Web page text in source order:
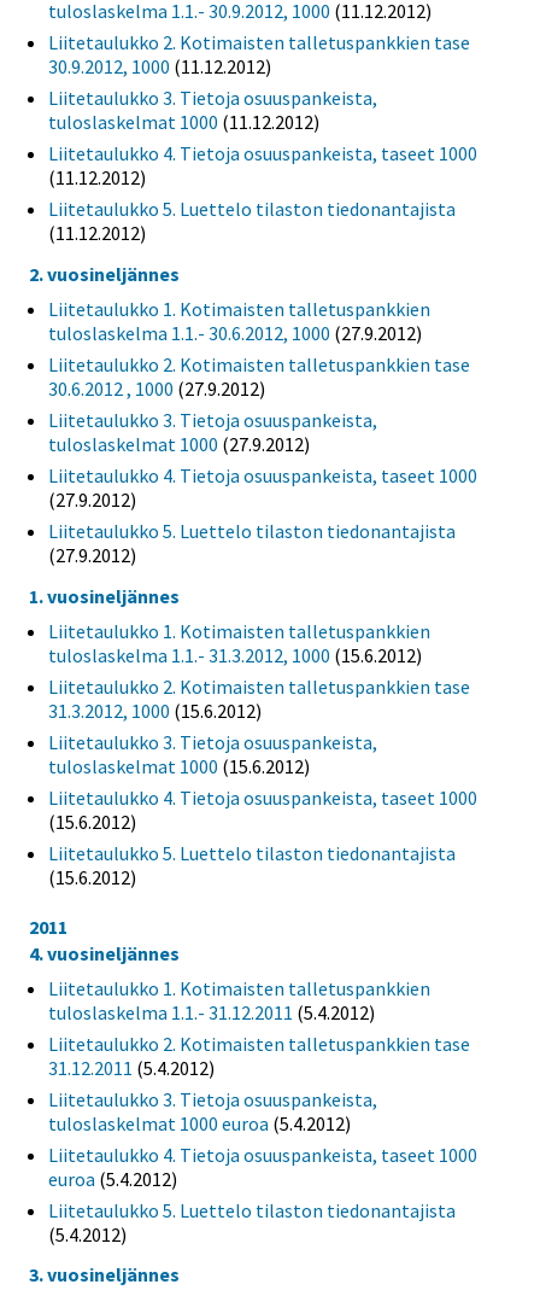
tuloslaskelma 1.1.- 30.9.2012, 1000 (11.12.2012)
Liitetaulukko 2. Kotimaisten talletuspankkien tase
30.9.2012, 1000 (11.12.2012)
Liitetaulukko 3. Tietoja osuuspankeista,
tuloslaskelmat 1000 (11.12.2012)
Liitetaulukko 4. Tietoja osuuspankeista, taseet 1000
(11.12.2012)
Liitetaulukko 5. Luettelo tilaston tiedonantajista
(11.12.2012)
2. vuosineljännes
Liitetaulukko 1. Kotimaisten talletuspankkien
tuloslaskelma 1.1.- 30.6.2012, 1000 (27.9.2012)
Liitetaulukko 2. Kotimaisten talletuspankkien tase
30.6.2012 , 1000 (27.9.2012)
Liitetaulukko 3. Tietoja osuuspankeista,
tuloslaskelmat 1000 (27.9.2012)
Liitetaulukko 4. Tietoja osuuspankeista, taseet 1000
(27.9.2012)
Liitetaulukko 5. Luettelo tilaston tiedonantajista
(27.9.2012)
1. vuosineljännes
Liitetaulukko 1. Kotimaisten talletuspankkien
tuloslaskelma 1.1.- 31.3.2012, 1000 (15.6.2012)
Liitetaulukko 2. Kotimaisten talletuspankkien tase
31.3.2012, 1000 (15.6.2012)
Liitetaulukko 3. Tietoja osuuspankeista,
tuloslaskelmat 1000 (15.6.2012)
Liitetaulukko 4. Tietoja osuuspankeista, taseet 1000
(15.6.2012)
Liitetaulukko 5. Luettelo tilaston tiedonantajista
(15.6.2012)
2011
4. vuosineljännes
Liitetaulukko 1. Kotimaisten talletuspankkien
tuloslaskelma 1.1.- 31.12.2011 (5.4.2012)
Liitetaulukko 2. Kotimaisten talletuspankkien tase
31.12.2011 (5.4.2012)
Liitetaulukko 3. Tietoja osuuspankeista,
tuloslaskelmat 1000 euroa (5.4.2012)
Liitetaulukko 4. Tietoja osuuspankeista, taseet 1000
euroa (5.4.2012)
Liitetaulukko 5. Luettelo tilaston tiedonantajista
(5.4.2012)
3. vuosineljännes